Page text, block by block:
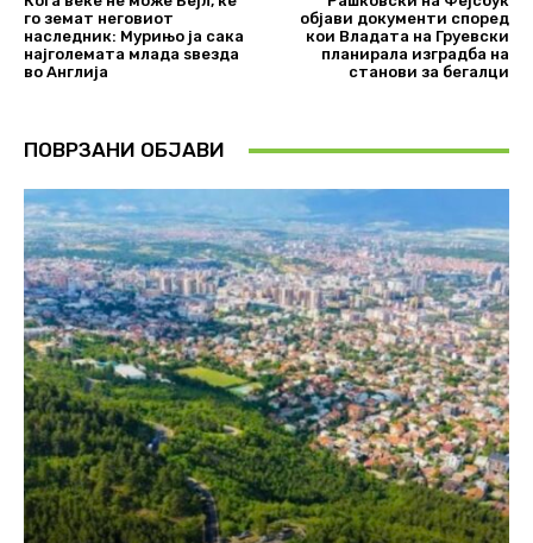
го земат неговиот
наследник: Мурињо ја сака
најголемата млада ѕвезда
во Англија
објави документи според
кои Владата на Груевски
планирала изградба на
станови за бегалци
ПОВРЗАНИ ОБЈАВИ